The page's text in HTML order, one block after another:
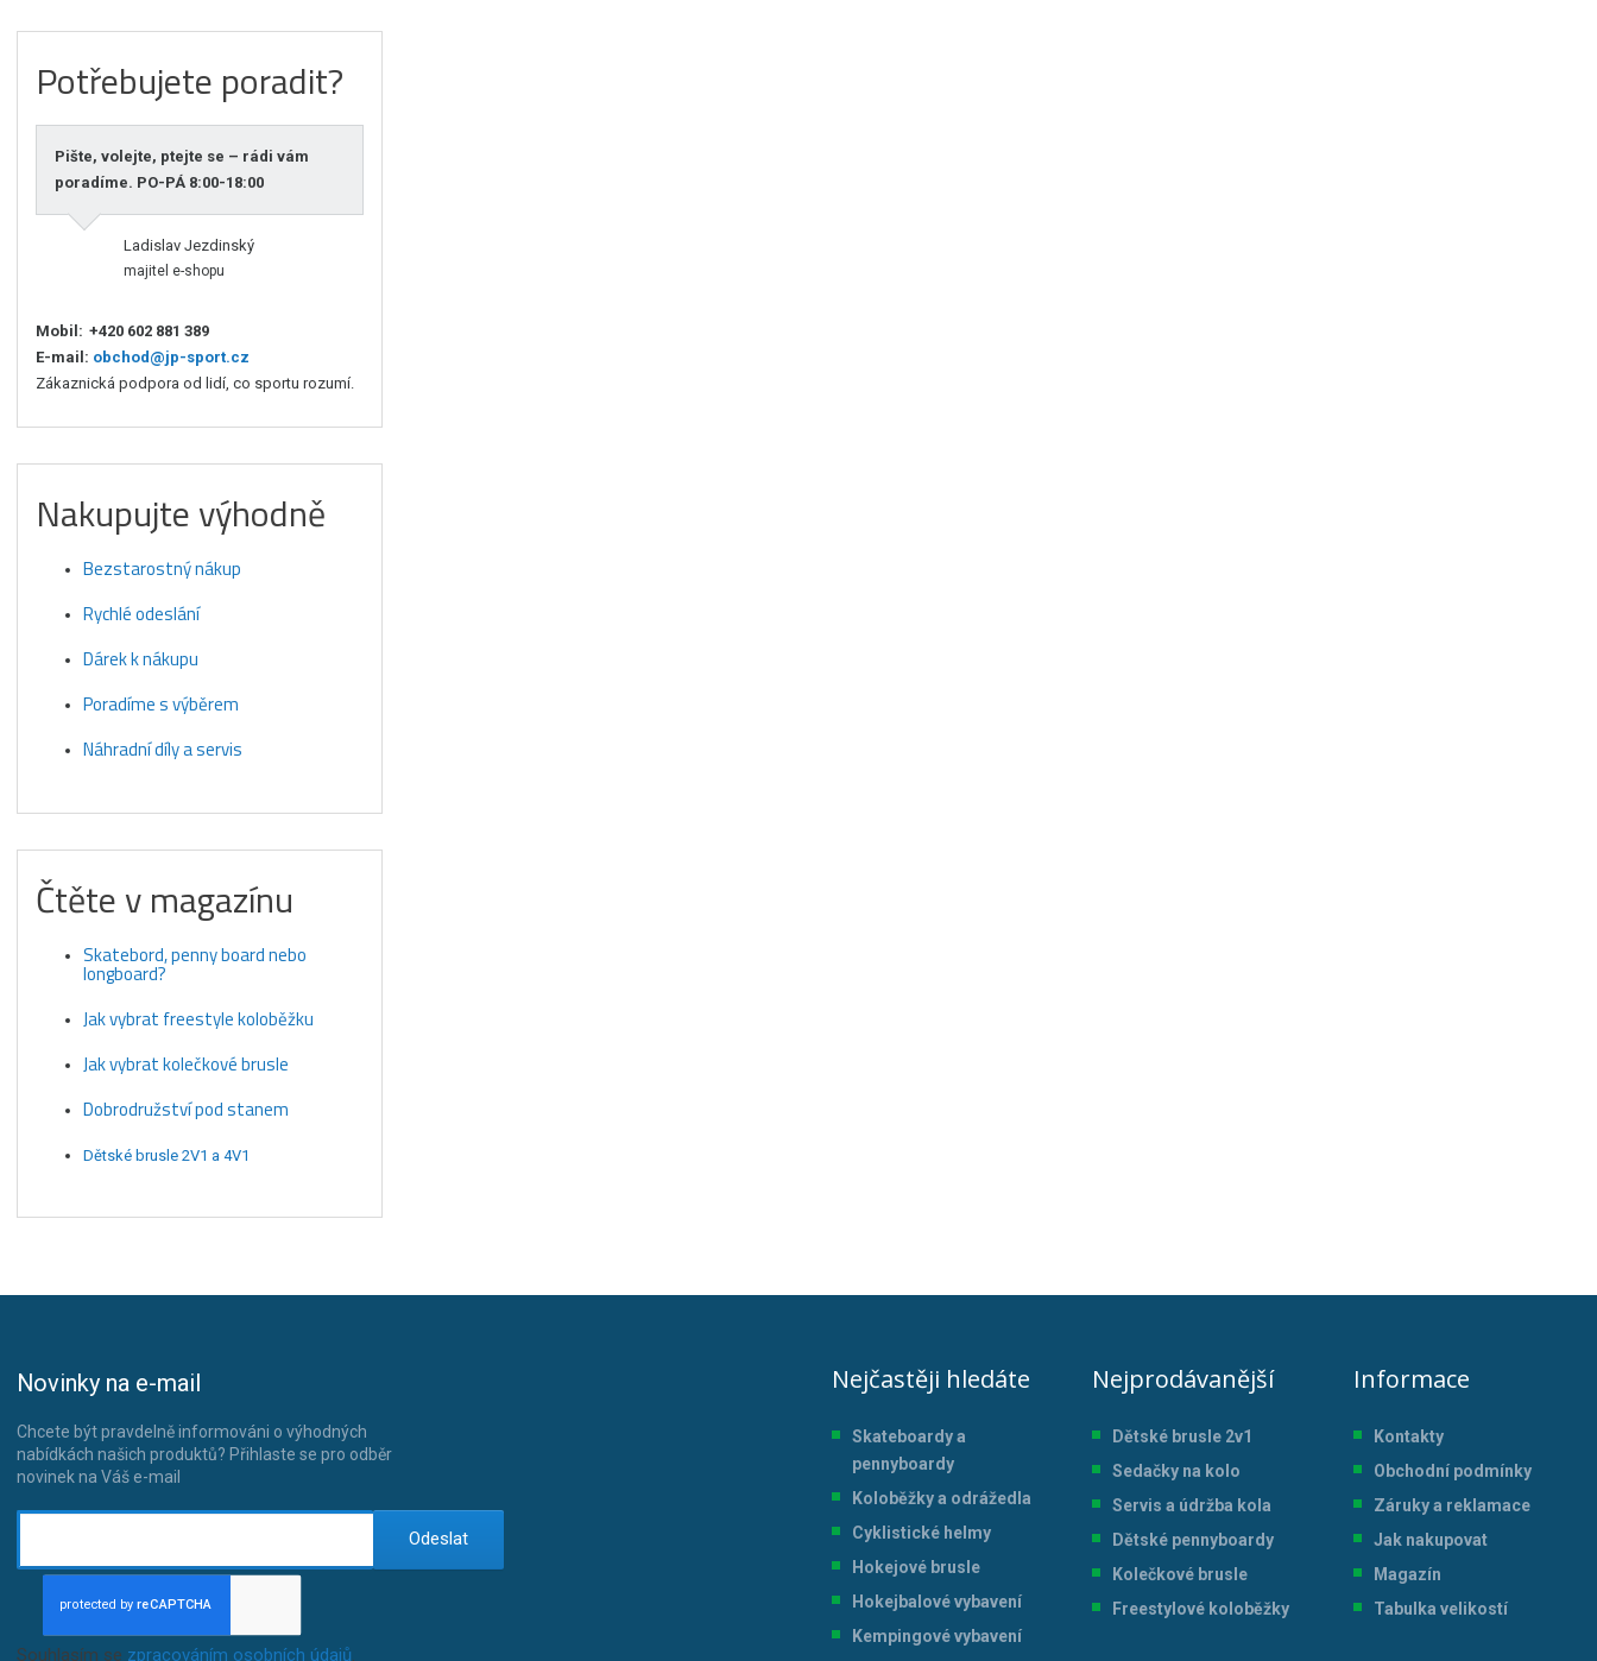
Potřebujete poradit?
Pište, volejte, ptejte se – rádi vám
poradíme. PO-PÁ 8:00-18:00
Ladislav Jezdinský
majitel e-shopu
Mobil: +420 602 881 389
E-mail: obchod@jp-sport.cz
Zákaznická podpora od lidí, co sportu rozumí.
Nakupujte výhodně
Bezstarostný nákup
Rychlé odeslání
Dárek k nákupu
Poradíme s výběrem
Náhradní díly a servis
Čtěte v magazínu
Skatebord, penny board nebo
longboard?
Jak vybrat freestyle koloběžku
Jak vybrat kolečkové brusle
Dobrodružství pod stanem
Dětské brusle 2V1 a 4V1
Novinky na e-mail
Chcete být pravdelně informováni o výhodných
nabídkách našich produktů? Přihlaste se pro odběr
novinek na Váš e-mail
Odeslat
Souhlasím se zpracováním osobních údajů.
Nejčastěji hledáte
Skateboardy a
pennyboardy
Koloběžky a odrážedla
Cyklistické helmy
Hokejové brusle
Hokejbalové vybavení
Kempingové vybavení
Nejprodávanější
Dětské brusle 2v1
Sedačky na kolo
Servis a údržba kola
Dětské pennyboardy
Kolečkové brusle
Freestylové koloběžky
Informace
Kontakty
Obchodní podmínky
Záruky a reklamace
Jak nakupovat
Magazín
Tabulka velikostí